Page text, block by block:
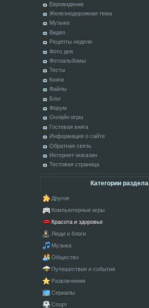
Евровидение
Железнодорожная тема
Музыка
Видео
Рецепты недели
Фото дня
Фотоальбомы
Тесты
Книги
Файлы
Блог
Форум
Онлайн игры
Гостевая книга
Информация о сайте
Обратная связь
Интернет-магазин
Тестовая страница
Категории раздела
Другое
Компьютерные игры
Красота и здоровье
Люди и блоги
Музыка
Общество
Путешествия и события
Развлечения
Сериалы
Спорт